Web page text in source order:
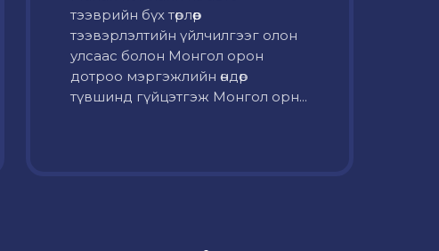
тээврийн бүх төрлөөр
тээвэрлэлтийн үйлчилгээг олон
улсаас болон Монгол орон
дотроо мэргэжлийн өндөр
түвшинд гүйцэтгэж Монгол орн...